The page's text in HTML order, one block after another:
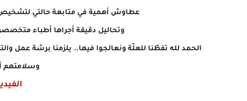
عطاوش أهمية في متابعة حالتي
وتحاليل دقيقة أجراها أطباء
الحمد لله تفطّنا للعلّة ونعالجوا فيها.. يلزمنا برشة عمل
وسلامتهم